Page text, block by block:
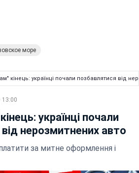
море
кінець: українці почали позбавлятися від
13:00
українці почали
нерозмитнених авто
за митне оформлення і